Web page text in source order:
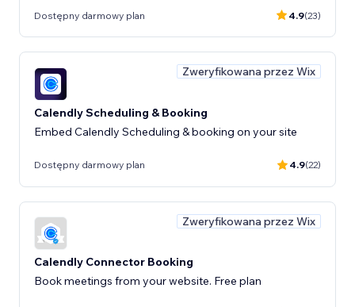
Dostępny darmowy plan 4.9(23)
Zweryfikowana przez Wix
Calendly Scheduling & Booking
Embed Calendly Scheduling & booking on your site
Dostępny darmowy plan 4.9(22)
Zweryfikowana przez Wix
Calendly Connector Booking
Book meetings from your website. Free plan